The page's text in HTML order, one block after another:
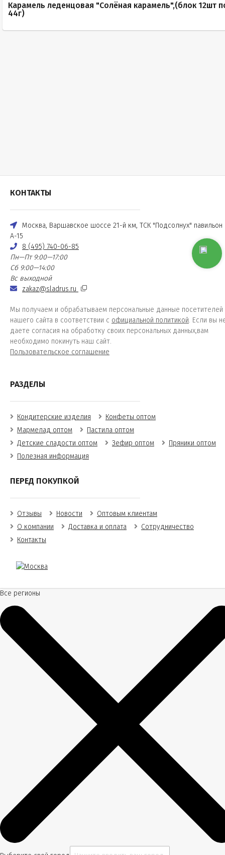
Карамель леденцовая "Солёная карамель",(блок 12шт
44г)
КОНТАКТЫ
Москва, Варшавское шоссе 21-й км, ТСК "Подсолнух" павильон
А-15
8 (495) 740-06-85
Пн—Пт 9:00—17:00
Сб 9:00—14:00
Вс выходной
zakaz@sladrus.ru
Мы получаем и обрабатываем персональные данные посетителей
нашего сайта в соответствии с официальной политикой. Если вы
даете согласия на обработку своих персональных данных,вам
необходимо покинуть наш сайт.
Пользовательское соглашение
РАЗДЕЛЫ
Кондитерские изделия
Конфеты оптом
Мармелад оптом
Пастила оптом
Детские сладости оптом
Зефир оптом
Пряники оптом
Полезная информация
ПЕРЕД ПОКУПКОЙ
Отзывы Новости
Оптовым клиентам
О компании
Доставка и оплата
Сотрудничество
Контакты
Все регионы